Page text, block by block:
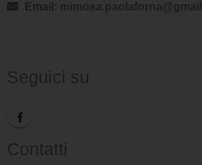
Email:
Seguici su
Contatti